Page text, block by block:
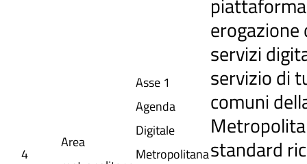
4
Area
Asse 1
Agenda
Digitale
Metropolitana
erogazione
servizi
servizio di
comuni
standard